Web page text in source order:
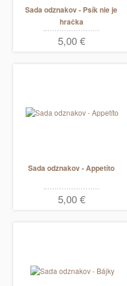
Sada odznakov - Psík nie je
hračka
5,00 €
Sada odznakov - Appetíto
5,00 €